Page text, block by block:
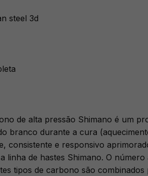
steel 3d
de alta pressão Shimano é um
branco durante a cura
consistente e responsivo
linha de hastes Shimano. O
tipos de carbono são